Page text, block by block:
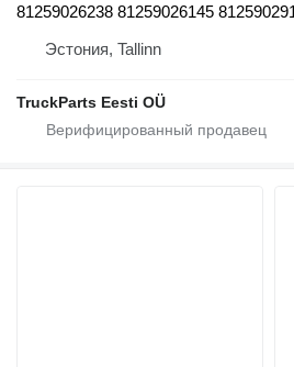
81259026238 81259026145
Эстония, Tallinn
TruckParts Eesti OÜ